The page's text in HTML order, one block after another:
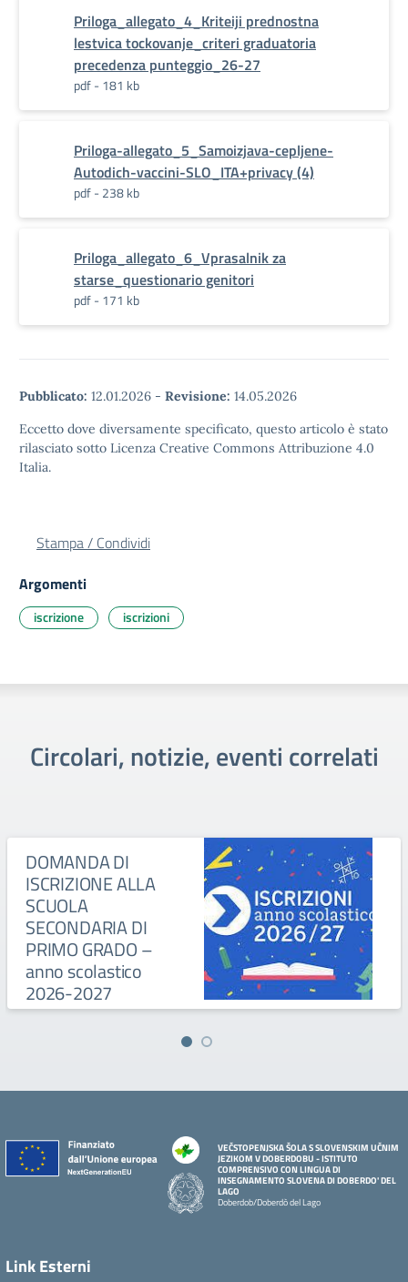
Priloga_allegato_4_Kriteiji prednostna
lestvica tockovanje_criteri graduatoria
precedenza punteggio_26-27
pdf - 181 kb
Priloga-allegato_5_Samoizjava-cepljene-
Autodich-vaccini-SLO_ITA+privacy (4)
pdf - 238 kb
Priloga_allegato_6_Vprasalnik za
starse_questionario genitori
pdf - 171 kb
Pubblicato: 12.01.2026 - Revisione: 14.05.2026
Eccetto dove diversamente specificato, questo articolo è stato
rilasciato sotto Licenza Creative Commons Attribuzione 4.0
Italia.
Stampa / Condividi
Argomenti
iscrizione iscrizioni
Circolari, notizie, eventi correlati
DOMANDA DI
ISCRIZIONE ALLA
SCUOLA
SECONDARIA DI
PRIMO GRADO –
anno scolastico
2026-2027
VEČSTOPENJSKA ŠOLA S SLOVENSKIM UČNIM
JEZIKOM V DOBERDOBU - ISTITUTO
COMPRENSIVO CON LINGUA DI
INSEGNAMENTO SLOVENA DI DOBERDO' DEL
LAGO
Doberdob/Doberdò del Lago
Link Esterni